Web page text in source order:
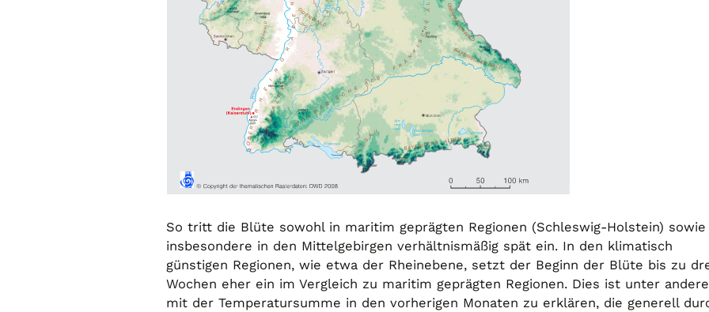
So tritt die Blüte sowohl in maritim geprägten Regionen (Schleswig-Holstein) sowie
insbesondere in den Mittelgebirgen verhältnismäßig spät ein. In den klimatisch
günstigen Regionen, wie etwa der Rheinebene, setzt der Beginn der Blüte bis zu
Wochen eher ein im Vergleich zu maritim geprägten Regionen. Dies ist unter
mit der Temperatursumme in den vorherigen Monaten zu erklären, die generell